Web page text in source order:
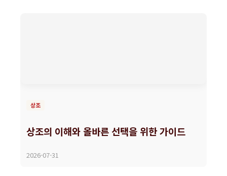
상조
상조의 이해와 올바른 선택을 위한 가이드
2026-07-31